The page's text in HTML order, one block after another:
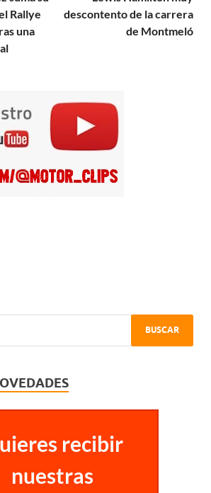
Rallye
una
descontento de la carrera
de Montmeló
recibir
nuestras